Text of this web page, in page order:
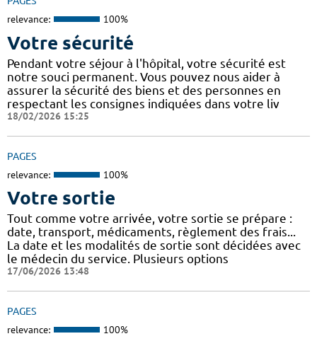
relevance: 100%
Votre sécurité
Pendant votre séjour à l'hôpital, votre sécurité est
notre souci permanent. Vous pouvez nous aider à
assurer la sécurité des biens et des personnes en
respectant les consignes indiquées dans votre liv
18/02/2026 15:25
PAGES
relevance: 100%
Votre sortie
Tout comme votre arrivée, votre sortie se prépare :
date, transport, médicaments, règlement des frais...
La date et les modalités de sortie sont décidées avec
le médecin du service. Plusieurs options
17/06/2026 13:48
PAGES
relevance: 100%